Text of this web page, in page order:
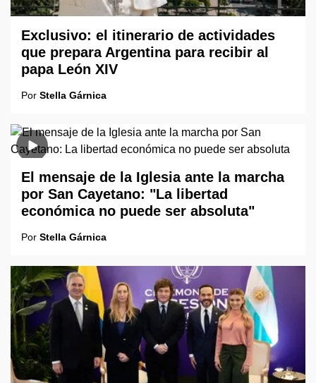
Exclusivo: el itinerario de actividades
que prepara Argentina para recibir al
papa León XIV
Por Stella Gárnica
El mensaje de la Iglesia ante la marcha
por San Cayetano: "La libertad
económica no puede ser absoluta"
Por Stella Gárnica